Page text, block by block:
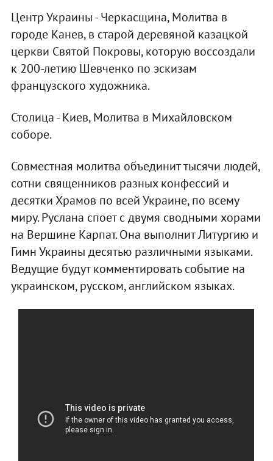
Центр Украины - Черкасщина, Молитва в
городе Канев, в старой деревяной казацкой
церкви Святой Покровы, которую воссоздали
к 200-летию Шевченко по эскизам
французского художника.
Столица - Киев, Молитва в Михайловском
соборе.
Совместная молитва объединит тысячи людей,
сотни священников разных конфессий и
десятки Храмов по всей Украине, по всему
миру. Руслана споет с двумя сводными хорами
на Вершине Карпат. Она выполнит Литургию и
Гимн Украины десятью различными языками.
Ведущие будут комментировать событие на
украинском, русском, английском языках.